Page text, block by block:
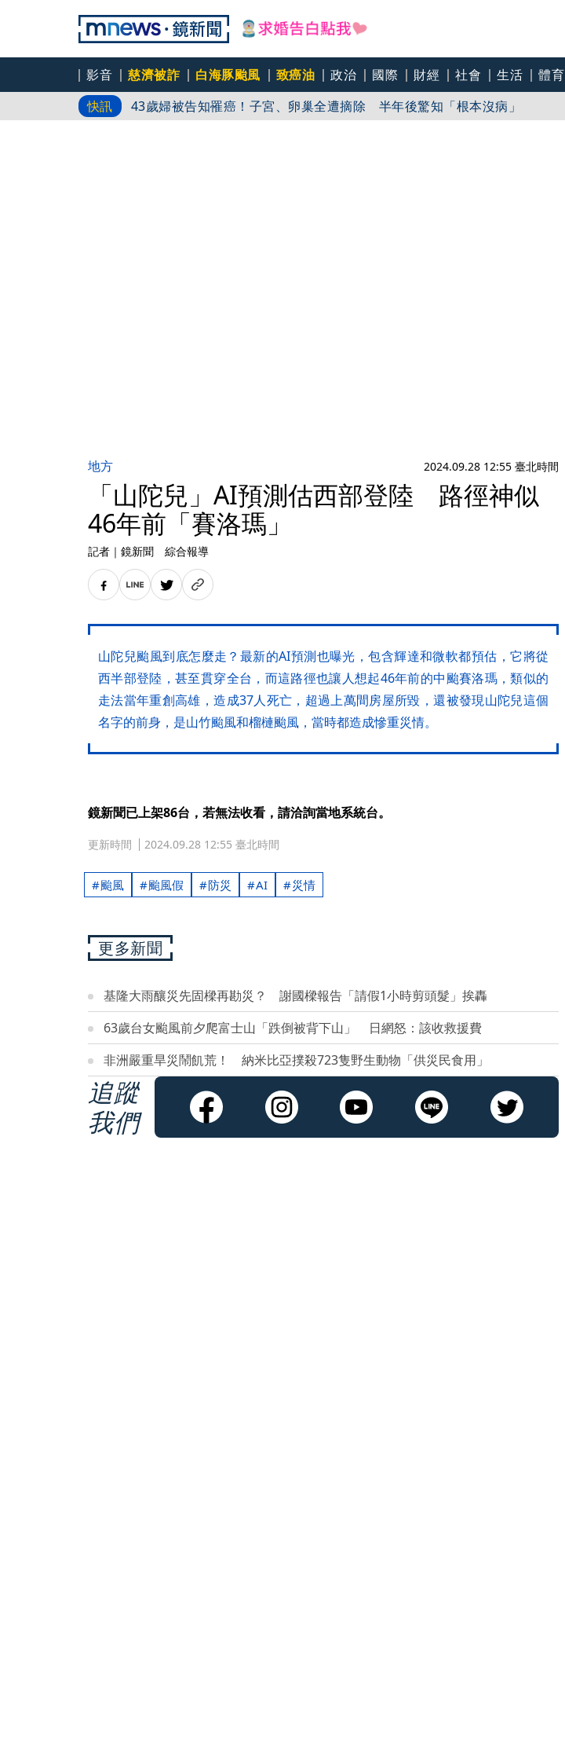
影音 慈濟被詐 白海豚颱風 致癌油 政治 國際 財經 社會 生活 體育
快訊
時事焦點／安養中心躲環評、農地設停車場 吳秀華家族土開爭議連環爆
43歲婦被告知罹癌！子宮、卵巢全遭摘除 半年後驚知「根本沒病」
地方 2024.09.28 12:55 臺北時間
「山陀兒」AI預測估西部登陸 路徑神似
46年前「賽洛瑪」
記者 ｜ 鏡新聞 綜合報導
山陀兒颱風到底怎麼走？最新的AI預測也曝光，包含輝達和微軟都預估，它將從
西半部登陸，甚至貫穿全台，而這路徑也讓人想起46年前的中颱賽洛瑪，類似的
走法當年重創高雄，造成37人死亡，超過上萬間房屋所毀，還被發現山陀兒這個
名字的前身，是山竹颱風和榴槤颱風，當時都造成慘重災情。
鏡新聞已上架86台，若無法收看，請洽詢當地系統台。
更新時間 2024.09.28 12:55 臺北時間
颱風 颱風假 防災 AI 災情
更多新聞
基隆大雨釀災先固樑再勘災？ 謝國樑報告「請假1小時剪頭髮」挨轟
63歲台女颱風前夕爬富士山「跌倒被背下山」 日網怒：該收救援費
非洲嚴重旱災鬧飢荒！ 納米比亞撲殺723隻野生動物「供災民食用」
追蹤
我們